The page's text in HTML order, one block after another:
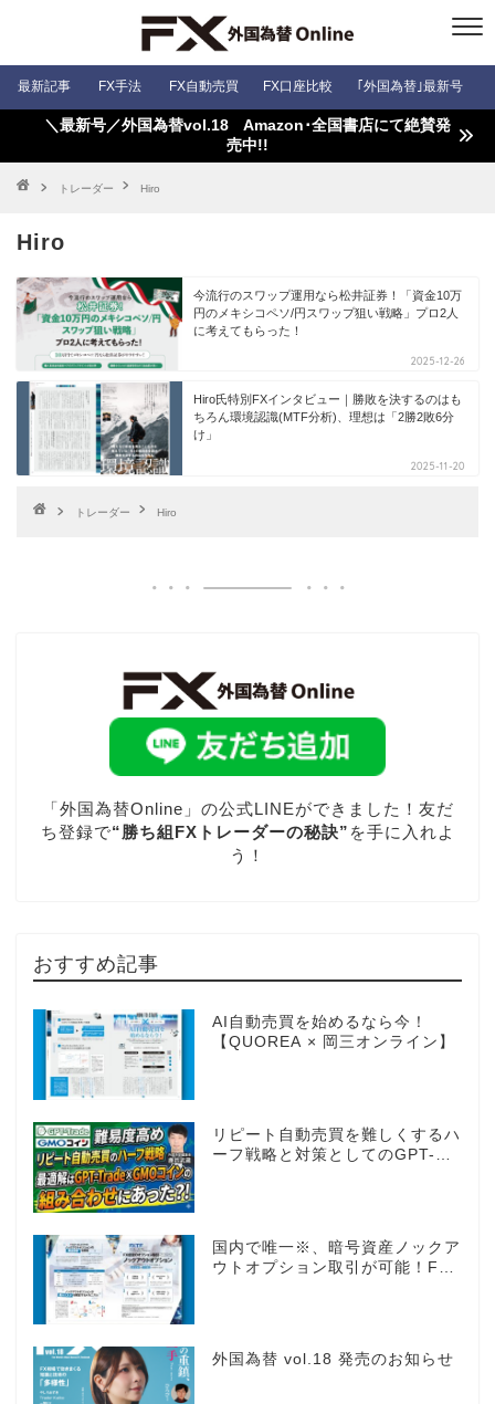
最新記事 FX手法 FX自動売買 FX口座比較 ｢外国為替｣最新号
＼最新号／外国為替vol.18 Amazon･全国書店にて絶賛発
売中!!
トレーダー Hiro
Hiro
今流行のスワップ運用なら松井証券！「資金10万
円のメキシコペソ/円スワップ狙い戦略」プロ2人
に考えてもらった！
2025-12-26
Hiro氏特別FXインタビュー｜勝敗を決するのはも
ちろん環境認識(MTF分析)、理想は「2勝2敗6分
け」
2025-11-20
トレーダー Hiro
「外国為替Online」の公式LINEができました！友だ
ち登録で“勝ち組FXトレーダーの秘訣” を手に入れよ
う！
おすすめ記事
AI自動売買を始めるなら今！
【QUOREA × 岡三オンライン】
リピート自動売買を難しくするハ
ーフ戦略と対策としてのGPT-
国内で唯一※、暗号資産ノックア
ウトオプション取引が可能！FX
外国為替 vol.18 発売のお知らせ